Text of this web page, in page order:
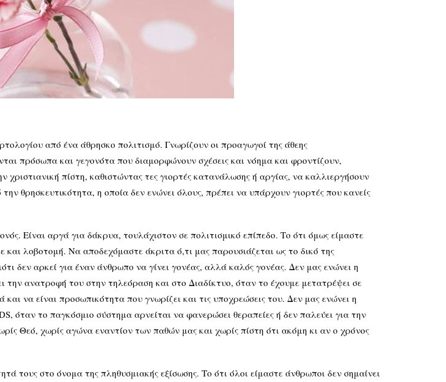
από ένα άθρησκο πολιτισμό. Γνωρίζουν οι προαγωγοί της άθεης
πρόσωπα και γεγονότα που διαμορφώνουν σχέσεις και νόημα και φροντίζουν,
πίστη, καθιστώντας τες γιορτές κατανάλωσης ή αργίας, να καλλιεργήσουν
θρησκευτικότητα, η οποία δεν ενώνει όλους, πρέπει να υπάρχουν γιορτές που κανείς
αργά για δάκρυα, τουλάχιστον σε πολιτισμικό επίπεδο. Το ότι όμως είμαστε
και λοβοτομή. Να αποδεχόμαστε άκριτα ό,τι μας παρουσιάζεται ως το δικό της
δεν αρκεί για έναν άνθρωπο να γίνει γονέας, αλλά καλός γονέας. Δεν μας ενώνει η
ανατροφή του στην τηλεόραση και στο Διαδίκτυο, όταν το έχουμε μετατρέψει σε
να είναι προσωπικότητα που γνωρίζει και τις υποχρεώσεις του. Δεν μας ενώνει η
, όταν το παγκόσμιο σύστημα αρνείται να φανερώσει θεραπείες ή δεν παλεύει για την
Θεό, χωρίς αγώνα εναντίον των παθών μας και χωρίς πίστη ότι ακόμη κι αν ο χρόνος
τους στο όνομα της πληθυσμιακής εξίσωσης. Το ότι όλοι είμαστε άνθρωποι δεν σημαίνει